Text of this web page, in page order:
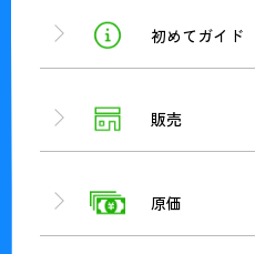
初めてガイド
販売
原価